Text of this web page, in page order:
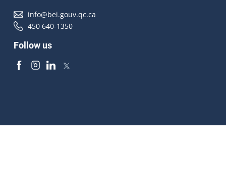
info@bei.gouv.qc.ca
450 640-1350
Follow us